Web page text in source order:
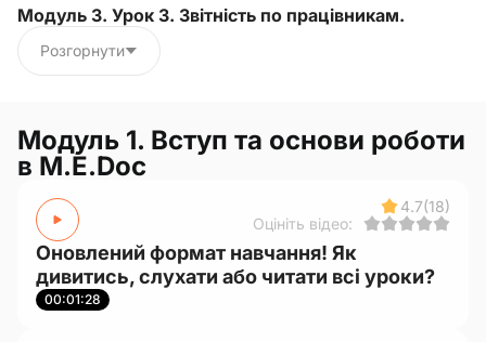
Модуль 3. Урок 3. Звітність по працівникам.
Розгорнути
Модуль 1. Вступ та основи роботи
в M.E.Doc
4.7(18)
Оцініть відео:
Оновлений формат навчання! Як
дивитись, слухати або читати всі уроки?
00:01:28